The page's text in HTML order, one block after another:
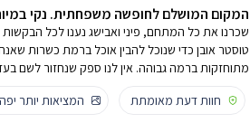
המקום המושלם לחופשה משפחתית. נקי
שכרנו את כל המתחם, פיני ואבישג נענו לכל הבקשות
טוסטר אובן כדי שנוכל להבין אוכל ברמת כשרות
מתוחזקות ברמה גבוהה. אין לנו ספק שנחזור לשם
חוות דעת מאומתת
המציאות יותר